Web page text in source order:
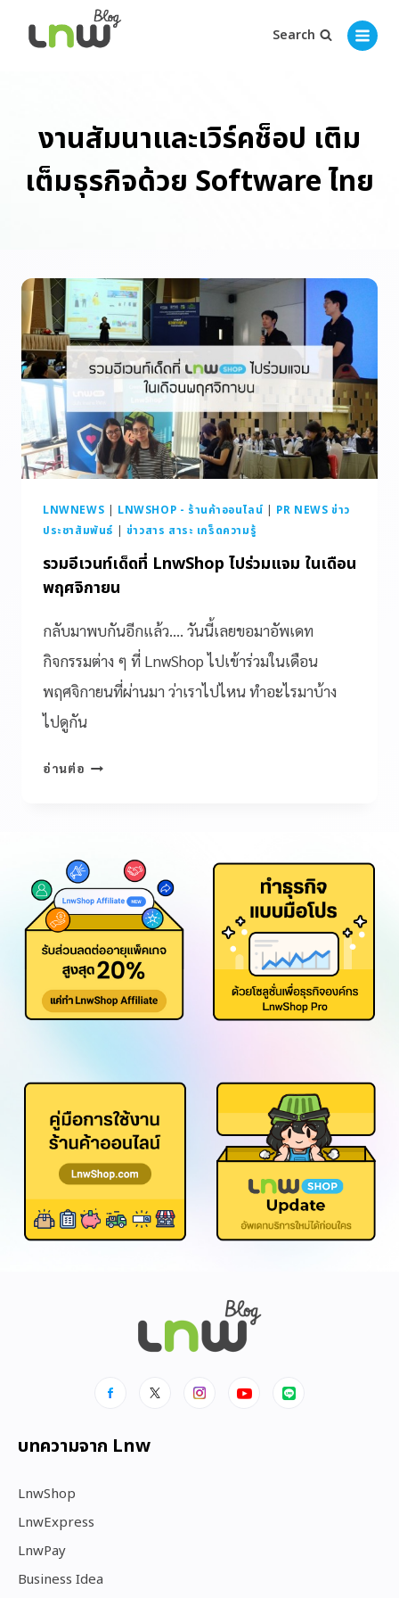
Search
งานสัมนาและเวิร์คช็อป เติม
เต็มธุรกิจด้วย Software ไทย
LNWNEWS | LNWSHOP - ร้านค้าออนไลน์ | PR NEWS ข่าว
ประชาสัมพันธ์ | ข่าวสาร สาระ เกร็ดความรู้
รวมอีเวนท์เด็ดที่ LnwShop ไปร่วมแจม ในเดือน
พฤศจิกายน
กลับมาพบกันอีกแล้ว…. วันนี้เลยขอมาอัพเดท
กิจกรรมต่าง ๆ ที่ LnwShop ไปเข้าร่วมในเดือน
พฤศจิกายนที่ผ่านมา ว่าเราไปไหน ทำอะไรมาบ้าง
ไปดูกัน
อ่านต่อ
บทความจาก Lnw
LnwShop
LnwExpress
LnwPay
Business Idea